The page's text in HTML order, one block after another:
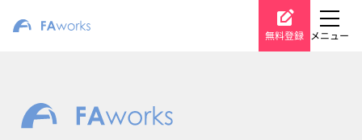
無料登録 メニュー